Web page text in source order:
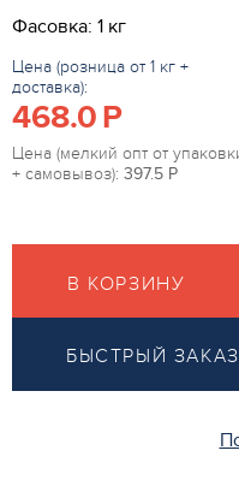
Фасовка: 1 кг
Цена (розница от 1 кг +
доставка):
468.0P
Цена (мелкий опт от
+ самовывоз): 397.5 P
В КОРЗИНУ
БЫСТРЫЙ ЗАКАЗ